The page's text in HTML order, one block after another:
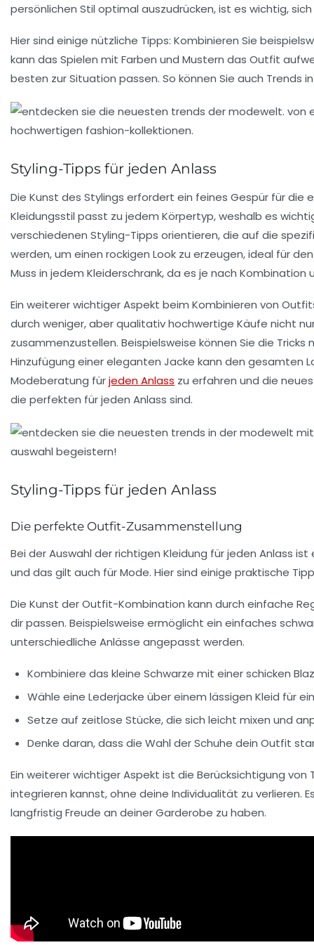
persönlichen Stil optimal auszudrücken, ist es wichtig,
Hier sind einige nützliche Tipps: Kombinieren Sie
kann das Spielen mit Farben und Mustern das Outfit
besten zur Situation passen. So können Sie auch Trends
Styling-Tipps für jeden Anlass
Die Kunst des Stylings erfordert ein feines Gespür für die
Kleidungsstil passt zu jedem Körpertyp, weshalb es
verschiedenen Styling-Tipps orientieren, die auf die
werden, um einen rockigen Look zu erzeugen, ideal für
Muss in jedem Kleiderschrank, da es je nach
Ein weiterer wichtiger Aspekt beim Kombinieren von
durch weniger, aber qualitativ hochwertige Käufe nicht
zusammenzustellen. Beispielsweise können Sie die
Hinzufügung einer eleganten Jacke kann den gesamten
Modeberatung fürjeden Anlass zu erfahren und die
die perfekten für jeden Anlass sind.
Styling-Tipps für jeden Anlass
Die perfekte Outfit-Zusammenstellung
Bei der Auswahl der richtigen Kleidung für jeden Anlass
und das gilt auch für Mode. Hier sind einige praktische
Die Kunst derOutfit-Kombination kann durch einfache
dir passen. Beispielsweise ermöglicht ein einfaches
unterschiedliche Anlässe angepasst werden.
Kombiniere das kleine Schwarze mit einer schicken
Wähle eine Lederjacke über einem lässigen Kleid für
Setze auf zeitlose Stücke, die sich leicht mixen und
Denke daran, dass die Wahl der Schuhe dein Outfit
Ein weiterer wichtiger Aspekt ist die Berücksichtigung von
integrieren kannst, ohne deine Individualität zu verlieren.
langfristig Freude an deiner Garderobe zu haben.